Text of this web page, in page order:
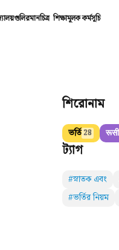
শিক্ষামূলক কর্মসূচি
শিরোনাম
ভর্তি 28
ট্যাগ
#স্নাতক এবং
#ভর্তির নিয়ম